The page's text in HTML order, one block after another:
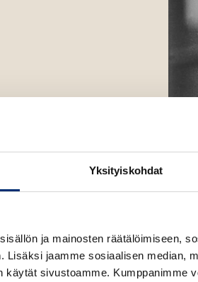
Yksityiskohdat
ja mainosten räätälöimiseen,
Lisäksi jaamme sosiaalisen median,
käytät sivustoamme. Kumppanimme